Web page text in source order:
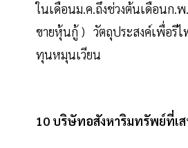
ในเดือนม.ค.ถึงช่วงต้นเดือนก.พ
ขายหุ้นกู้ ) วัตถุประสงค์เพื่อรี
ทุนหมุนเวียน
10 บริษัทอสังหาริมทรัพย์ที่เ